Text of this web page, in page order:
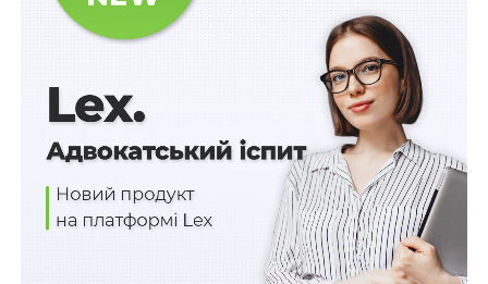
законодавством.
примусова реалізація арештованого
майна у виконавчому провадженні в період воєнного
стану